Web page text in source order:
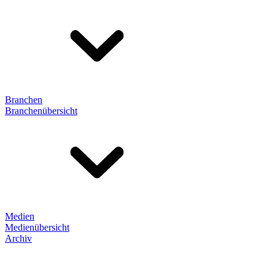
Branchen
Branchenübersicht
Medien
Medienübersicht
Archiv